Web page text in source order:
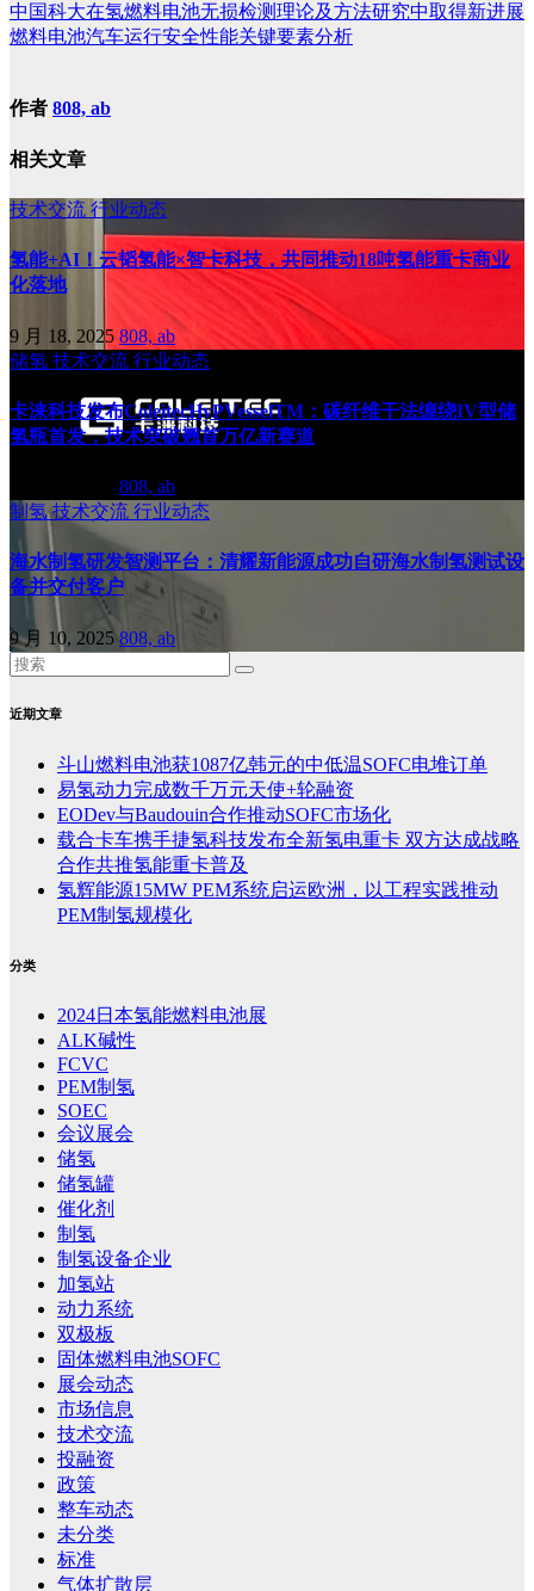
中国科大在氢燃料电池无损检测理论及方法研究中取得新进展
燃料电池汽车运行安全性能关键要素分析
作者 808, ab
相关文章
技术交流 行业动态
氢能+AI！云韬氢能×智卡科技，共同推动18吨氢能重卡商业
化落地
9 月 18, 2025 808, ab
储氢 技术交流 行业动态
卡涞科技发布ColeitecHyPVesselTM：碳纤维干法缠绕IV型储
氢瓶首发，技术突破翘首万亿新赛道
808, ab
制氢技术交流 行业动态
海水制氢研发智测平台：清耀新能源成功自研海水制氢测试设
备并交付客户
9 月 10, 2025 808, ab
近期文章
斗山燃料电池获1087亿韩元的中低温SOFC电堆订单
易氢动力完成数千万元天使+轮融资
EODev与Baudouin合作推动SOFC市场化
载合卡车携手捷氢科技发布全新氢电重卡 双方达成战略
合作共推氢能重卡普及
氢辉能源15MW PEM系统启运欧洲，以工程实践推动
PEM制氢规模化
分类
2024日本氢能燃料电池展
ALK碱性
FCVC
PEM制氢
SOEC
会议展会
储氢
储氢罐
催化剂
制氢
制氢设备企业
加氢站
动力系统
双极板
固体燃料电池SOFC
展会动态
市场信息
技术交流
投融资
政策
整车动态
未分类
标准
气体扩散层